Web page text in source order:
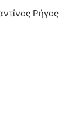
Ρήγος